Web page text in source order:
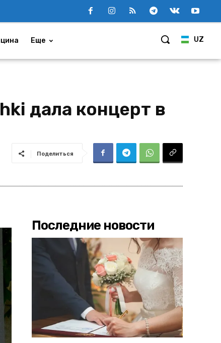
UZ
Еще
дала концерт в
Поделиться
Последние новости